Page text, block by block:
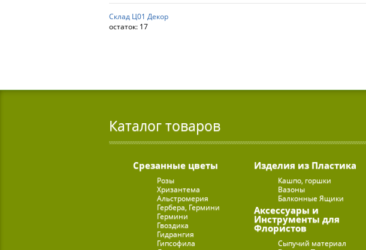
Склад Ц01 Декор
остаток: 17
Каталог товаров
Срезанные цветы
Розы
Хризантема
Альстромерия
Гербера, Гермини
Гермини
Гвоздика
Гидрангия
Гипсофила
Изделия из Пластика
Кашпо, горшки
Вазоны
Балконные Ящики
Аксессуары и
Инструменты для
Флористов
Сыпучий материал